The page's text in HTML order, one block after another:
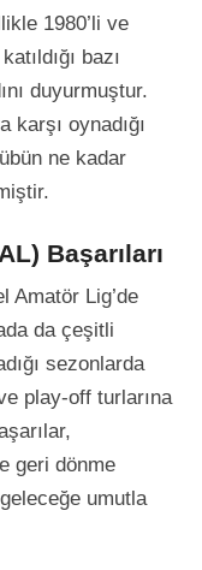
1980’li ve
bazı
duyurmuştur.
karşı oynadığı
ne kadar
Başarıları
Amatör Lig’de
da çeşitli
sezonlarda
play-off turlarına
geri dönme
umutla